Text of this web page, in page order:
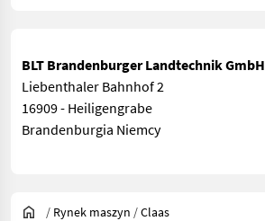
BLT Brandenburger Landtechnik GmbH
Liebenthaler Bahnhof 2
16909 - Heiligengrabe
Brandenburgia Niemcy
/ Rynek maszyn /Claas